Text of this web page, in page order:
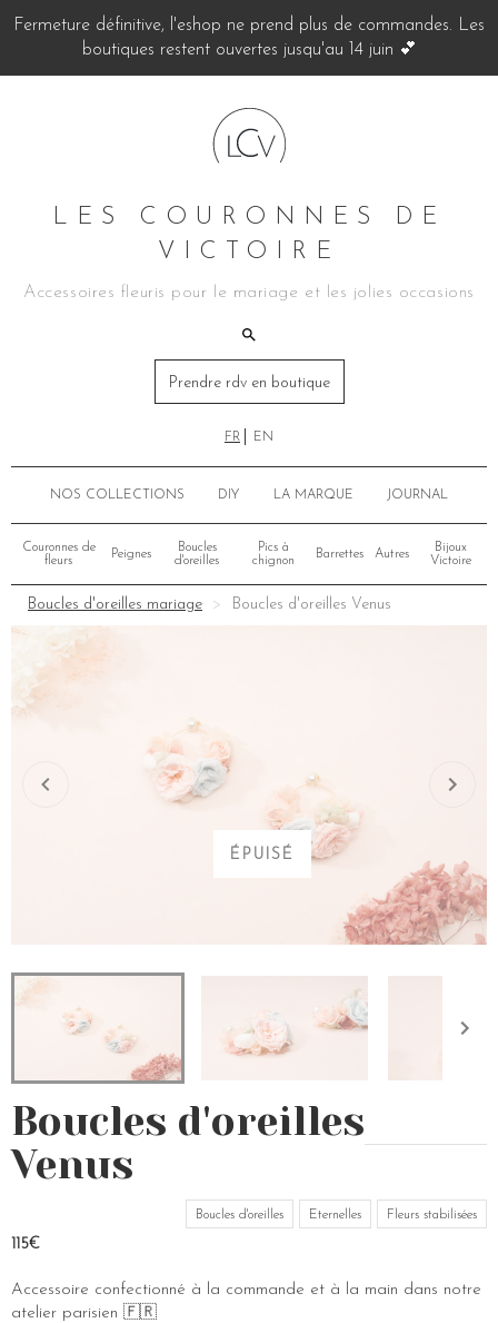
Fermeture définitive, l'eshop ne prend plus de commandes. Les
boutiques restent ouvertes jusqu'au 14 juin 💕
LES COURONNES DE
VICTOIRE
Accessoires fleuris pour le mariage et les jolies occasions
Prendre rdv en boutique
FR EN
NOS COLLECTIONS DIY LA MARQUE JOURNAL
Couronnes de
fleurs
Peignes
Boucles
d'oreilles
Pics à
chignon
Barrettes Autres
Bijoux
Victoire
Boucles d'oreilles mariage Boucles d'oreilles Venus
ÉPUISÉ
Boucles d'oreilles
Venus
Boucles d'oreilles Eternelles Fleurs stabilisées
115€
Accessoire confectionné à la commande et à la main dans notre
atelier parisien 🇫🇷